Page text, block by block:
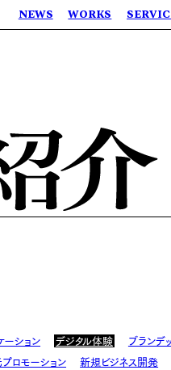
NEWS WORKS
ーション デジタル体験
ブランデ
ロモーション 新規ビジネス開発